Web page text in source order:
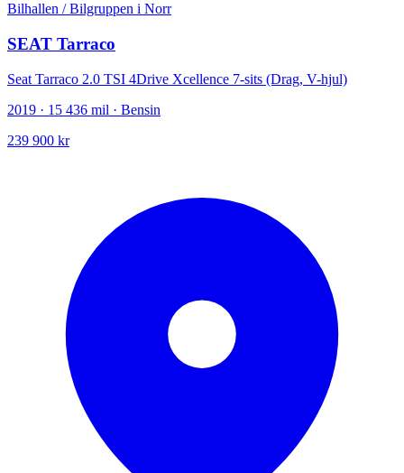
Bilhallen / Bilgruppen i Norr
SEAT Tarraco
Seat Tarraco 2.0 TSI 4Drive Xcellence 7-sits (Drag, V-hjul)
2019 · 15 436 mil · Bensin
239 900 kr